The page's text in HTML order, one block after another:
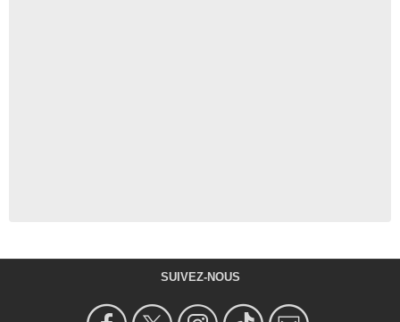
SUIVEZ-NOUS